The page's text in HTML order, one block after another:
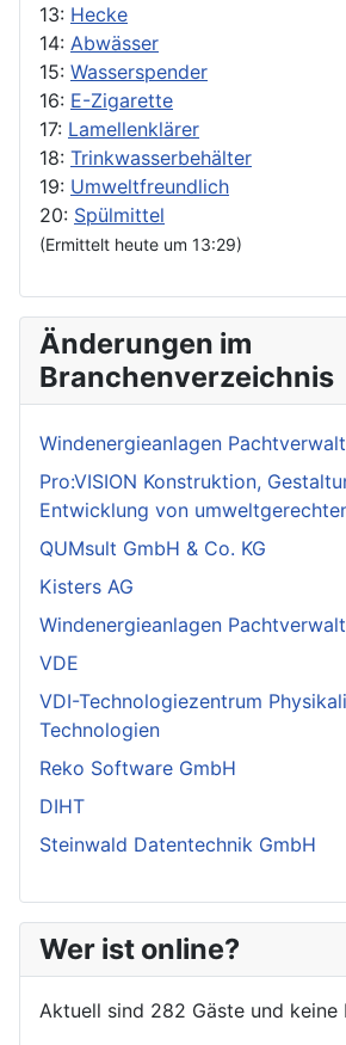
13: Hecke
14: Abwässer
15: Wasserspender
16: E-Zigarette
17: Lamellenklärer
18: Trinkwasserbehälter
19: Umweltfreundlich
20: Spülmittel
(Ermittelt heute um 13:29)
Änderungen im
Branchenverzeichnis
Windenergieanlagen
Pro:VISION Konstruktion,
Entwicklung von
QUMsult GmbH & Co. KG
Kisters AG
Windenergieanlagen
VDE
VDI-Technologiezentrum
Technologien
Reko Software GmbH
DIHT
Steinwald Datentechnik GmbH
Wer ist online?
Aktuell sind 282 Gäste und